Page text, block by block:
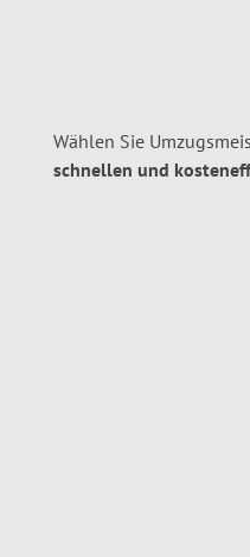
Wählen Sie
schnellen und